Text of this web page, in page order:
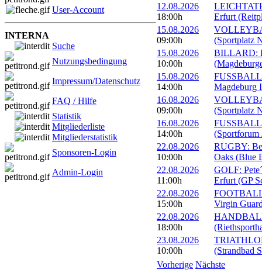
User-Account
INTERNA
Suche
Nutzungsbedingung
Impressum/Datenschutz
FAQ / Hilfe
Statistik
Mitgliederliste
Mitgliederstatistik
Sponsoren-Login
Admin-Login
12.08.2026
18:00h
Erfurt
15.08.2026
09:00h
(Sportplatz
15.08.2026
10:00h
BILLARD:
15.08.2026
14:00h
Magdeburg
16.08.2026
09:00h
(Sportplatz
16.08.2026
14:00h
(Sportforum
22.08.2026
10:00h
RUGBY:
Oaks (Blue
22.08.2026
11:00h
GOLF:
Erfurt (GP
22.08.2026
15:00h
Virgin
22.08.2026
18:00h
23.08.2026
10:00h
(Strandbad
Vorherige Nächste